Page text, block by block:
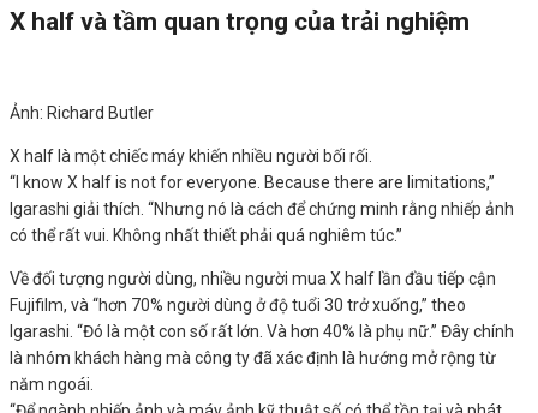
X half và tầm quan trọng của trải nghiệm
Ảnh: Richard Butler
X half là một chiếc máy khiến nhiều người bối rối.
“I know X half is not for everyone. Because there are limitations,”
Igarashi giải thích. “Nhưng nó là cách để chứng minh rằng nhiếp ảnh
có thể rất vui. Không nhất thiết phải quá nghiêm túc.”
Về đối tượng người dùng, nhiều người mua X half lần đầu tiếp cận
Fujifilm, và “hơn 70% người dùng ở độ tuổi 30 trở xuống,” theo
Igarashi. “Đó là một con số rất lớn. Và hơn 40% là phụ nữ.” Đây chính
là nhóm khách hàng mà công ty đã xác định là hướng mở rộng từ
năm ngoái.